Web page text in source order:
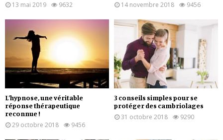
13 mai 2019
9632
14 novembre 2018
9456
L’hypnose, une véritable
réponse thérapeutique
reconnue !
29 octobre 2018
9456
3 conseils simples pour se
protéger des cambriolages
31 octobre 2018
9290